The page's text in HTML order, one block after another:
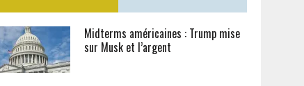
Midterms américaines : Trump mise
sur Musk et l’argent